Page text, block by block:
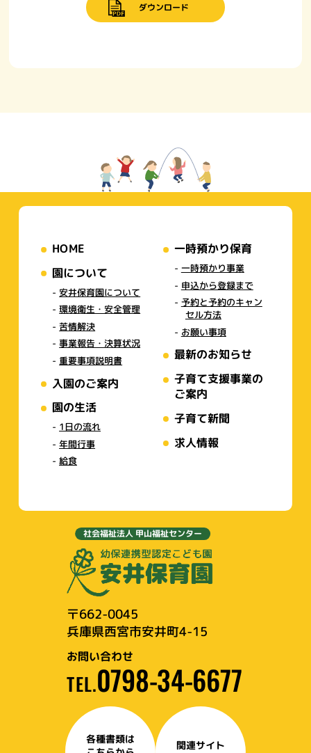
ダウンロード
HOME
園について
安井保育園について
環境衛生・安全管理
苦情解決
事業報告・決算状況
重要事項説明書
入園のご案内
園の生活
1日の流れ
年間行事
給食
一時預かり保育
一時預かり事業
申込から登録まで
予約と予約のキャン
セル方法
お願い事項
最新のお知らせ
子育て支援事業の
ご案内
子育て新聞
求人情報
社会福祉法人 甲山福祉センター
〒662-0045
兵庫県西宮市安井町4-15
お問い合わせ
TEL.0798-34-6677
各種書類は
関連サイト